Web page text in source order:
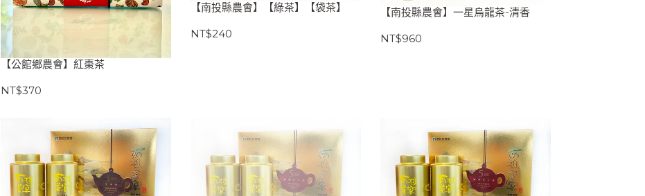
【公館鄉農會】紅棗茶
NT$370
【南投縣農會】【綠茶】【袋茶】
NT$240
【南投縣農會】一星烏龍茶-清香
NT$960